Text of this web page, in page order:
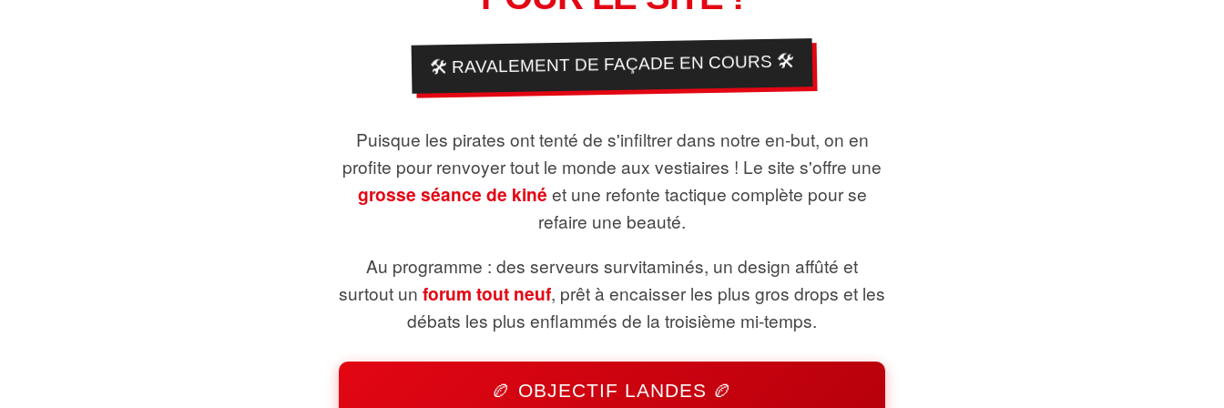
🛠️ RAVALEMENT DE FAÇADE EN COURS 🛠️
Puisque les pirates ont tenté de s'infiltrer dans notre en-but, on en
profite pour renvoyer tout le monde aux vestiaires ! Le site s'offre une
grosse séance de kiné et une refonte tactique complète pour se
refaire une beauté.
Au programme : des serveurs survitaminés, un design affûté et
surtout un forum tout neuf, prêt à encaisser les plus gros drops et les
débats les plus enflammés de la troisième mi-temps.
🏉 OBJECTIF LANDES 🏉